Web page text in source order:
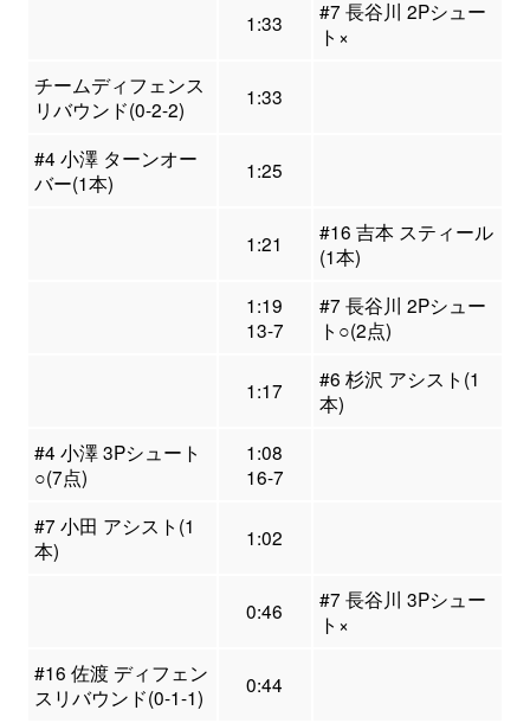
1:33
#7 長谷川 2Pシュー
ト×
チームディフェンス
リバウンド(0-2-2)
1:33
#4 小澤 ターンオー
バー(1本)
1:25
1:21
#16 吉本 スティール
(1本)
1:19
13-7
#7 長谷川 2Pシュー
ト○(2点)
1:17
#6 杉沢 アシスト(1
本)
#4 小澤 3Pシュート
○(7点)
1:08
16-7
#7 小田 アシスト(1
本)
1:02
0:46
#7 長谷川 3Pシュー
ト×
#16 佐渡 ディフェン
スリバウンド(0-1-1)
0:44